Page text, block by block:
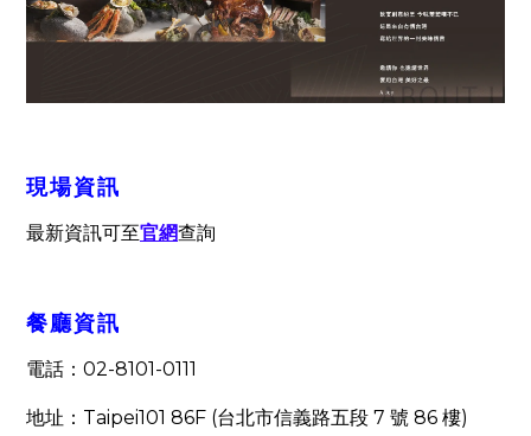
現場資訊
最新資訊可至官網查詢
餐廳資訊
電話： 02-8101-0111
地址： Taipei101 86F (台北市信義路五段 7 號 86 樓)